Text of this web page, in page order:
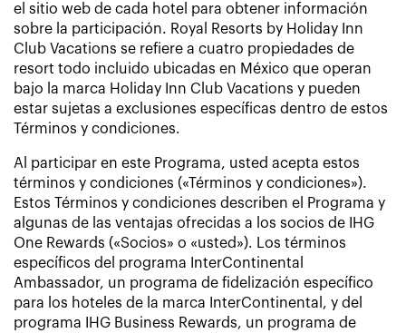
el sitio web de cada hotel para obtener información
sobre la participación. Royal Resorts by Holiday Inn
Club Vacations se refiere a cuatro propiedades de
resort todo incluido ubicadas en México que operan
bajo la marca Holiday Inn Club Vacations y pueden
estar sujetas a exclusiones específicas dentro de estos
Términos y condiciones.
Al participar en este Programa, usted acepta estos
términos y condiciones («Términos y condiciones»).
Estos Términos y condiciones describen el Programa y
algunas de las ventajas ofrecidas a los socios de IHG
One Rewards («Socios» o «usted»). Los términos
específicos del programa InterContinental
Ambassador, un programa de fidelización específico
para los hoteles de la marca InterContinental, y del
programa IHG Business Rewards, un programa de